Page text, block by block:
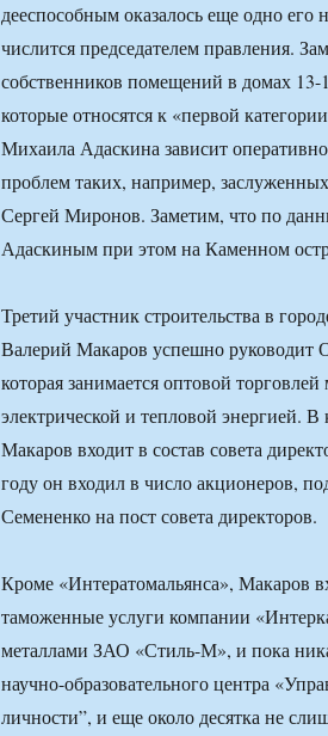
дееспособным оказалось еще одно
числится председателем правления.
собственников помещений в домах 13-
которые относятся к «первой
Михаила Адаскина зависит
проблем таких, например,
Сергей Миронов. Заметим, что по
Адаскиным при этом на Каменном
Третий участник строительства в
Валерий Макаров успешно
которая занимается оптовой
электрической и тепловой энергией.
Макаров входит в состав совета
году он входил в число акционеров,
Семененко на пост совета директоров.
Кроме «Интератомальянса», Макаров
таможенные услуги компании
металлами ЗАО «Стиль-М», и пока
научно-образовательного центра
личности”, и еще около десятка не